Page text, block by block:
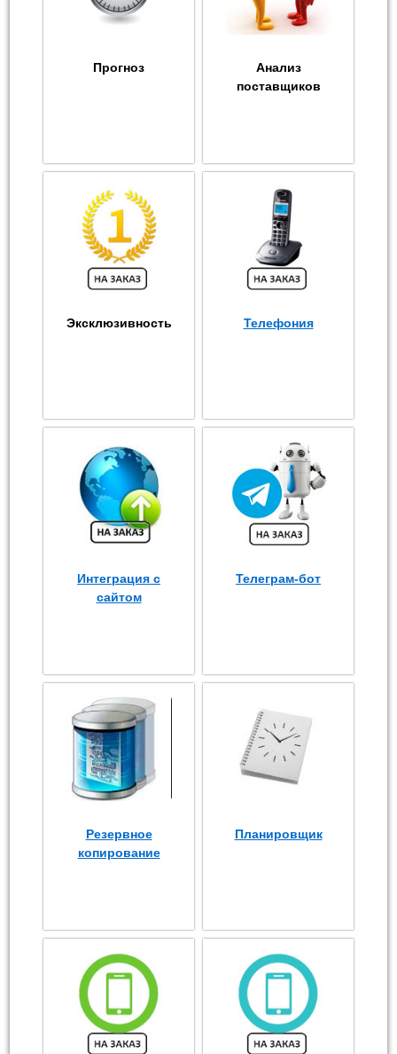
Прогноз
Анализ
поставщиков
Эксклюзивность Телефония
Интеграция с
сайтом
Телеграм-бот
Резервное
копирование
Планировщик